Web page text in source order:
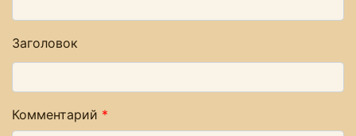
Заголовок
Комментарий *